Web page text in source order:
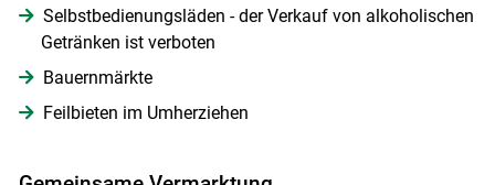
Selbstbedienungsläden - der Verkauf von alkoholischen
Getränken ist verboten
Bauernmärkte
Feilbieten im Umherziehen